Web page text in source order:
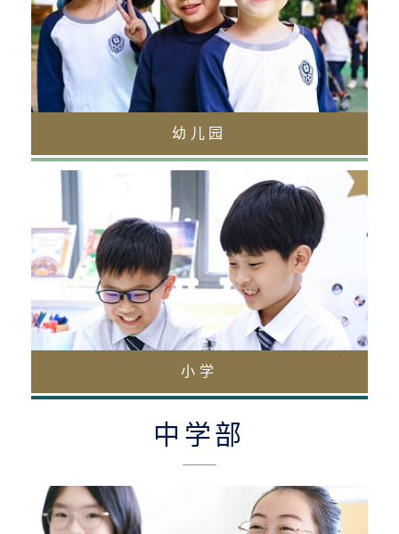
幼儿园
幼儿园（2—5周岁）的孩子们将遵循哈罗深圳
前海卓越、广泛而均衡的课程体系。课程充分
融合了英式教育和中国历史、文化及中文教
育。
阅读更多
小学
小学部（5-11岁）
小学部的目标是发展学生对学习的热爱，确保
每个孩子都能发挥自己的潜能，而这种热爱将
不分讲堂之上还是校园之外。
阅读更多
中学部